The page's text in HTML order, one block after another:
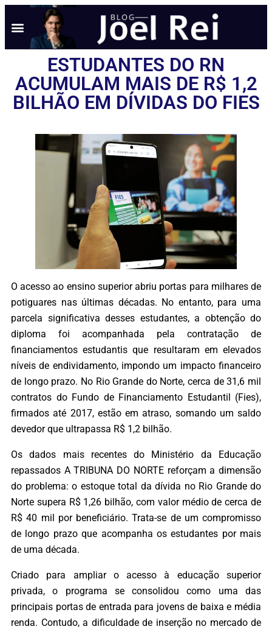
ESTUDANTES DO RN
ACUMULAM MAIS DE R$ 1,2
BILHÃO EM DÍVIDAS DO FIES
O acesso ao ensino superior abriu portas para milhares de
potiguares nas últimas décadas. No entanto, para uma
parcela significativa desses estudantes, a obtenção do
diploma foi acompanhada pela contratação de
financiamentos estudantis que resultaram em elevados
níveis de endividamento, impondo um impacto financeiro
de longo prazo. No Rio Grande do Norte, cerca de 31,6 mil
contratos do Fundo de Financiamento Estudantil (Fies),
firmados até 2017, estão em atraso, somando um saldo
devedor que ultrapassa R$ 1,2 bilhão.
Os dados mais recentes do Ministério da Educação
repassados A TRIBUNA DO NORTE reforçam a dimensão
do problema: o estoque total da dívida no Rio Grande do
Norte supera R$ 1,26 bilhão, com valor médio de cerca de
R$ 40 mil por beneficiário. Trata-se de um compromisso
de longo prazo que acompanha os estudantes por mais
de uma década.
Criado para ampliar o acesso à educação superior
privada, o programa se consolidou como uma das
principais portas de entrada para jovens de baixa e média
renda. Contudo, a dificuldade de inserção no mercado de